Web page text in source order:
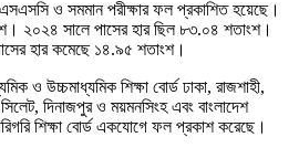
ও সমমান পরীক্ষার ফল প্রকাশিত হয়েছে।
২০২৪ সালে পাসের হার ছিল ৮৩.০৪ শতাংশ।
হার কমেছে ১৪.৯৫ শতাংশ।
ও উচ্চমাধ্যমিক শিক্ষা বোর্ড ঢাকা, রাজশাহী,
দিনাজপুর ও ময়মনসিংহ এবং বাংলাদেশ
শিক্ষা বোর্ড একযোগে ফল প্রকাশ করেছে।